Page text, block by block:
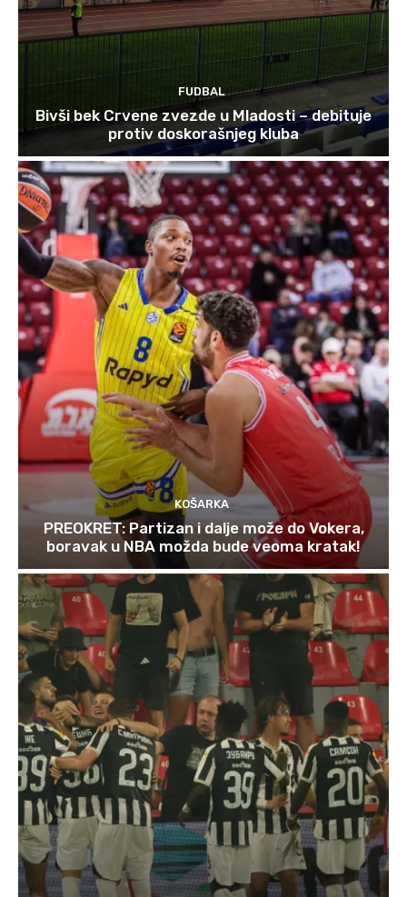
FUDBAL
Bivši bek Crvene zvezde u Mladosti – debituje
protiv doskorašnjeg kluba
KOŠARKA
PREOKRET: Partizan i dalje može do Vokera,
boravak u NBA možda bude veoma kratak!